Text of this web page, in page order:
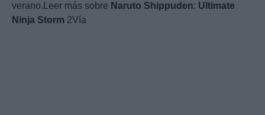
verano.Leer más sobre Naruto Shippuden: Ultimate
Ninja Storm 2Vía